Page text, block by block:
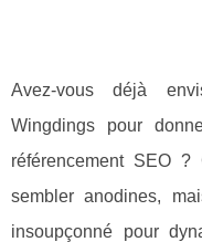
Avez-vous déjà
Wingdings pour
référencement SEO
sembler anodines,
insoupçonné pour